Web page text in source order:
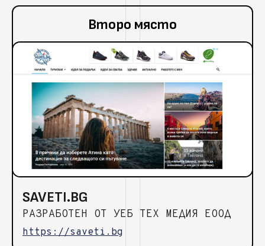
Второ място
SAVETI.BG
РАЗРАБОТЕН ОТ УЕБ ТЕХ МЕДИЯ ЕООД
https://saveti.bg